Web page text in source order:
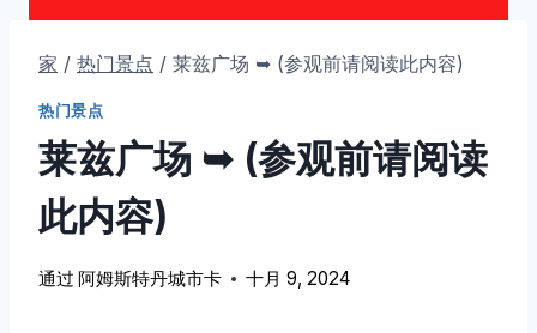
家 / 热门景点 / 莱兹广场 ➥ (参观前请阅读此内容)
热门景点
莱兹广场 ➥ (参观前请阅读
此内容)
通过 阿姆斯特丹城市卡 十月 9, 2024